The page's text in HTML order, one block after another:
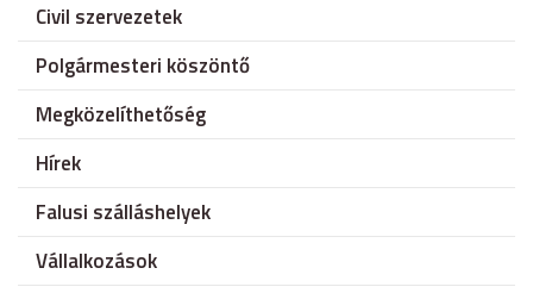
Civil szervezetek
Polgármesteri köszöntő
Megközelíthetőség
Hírek
Falusi szálláshelyek
Vállalkozások